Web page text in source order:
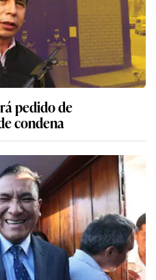
pedido de
de condena